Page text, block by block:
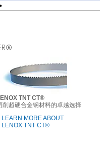
TNT CT®
削超硬合金钢材料的卓越选择
LEARN MORE ABOUT
LENOX TNT CT®